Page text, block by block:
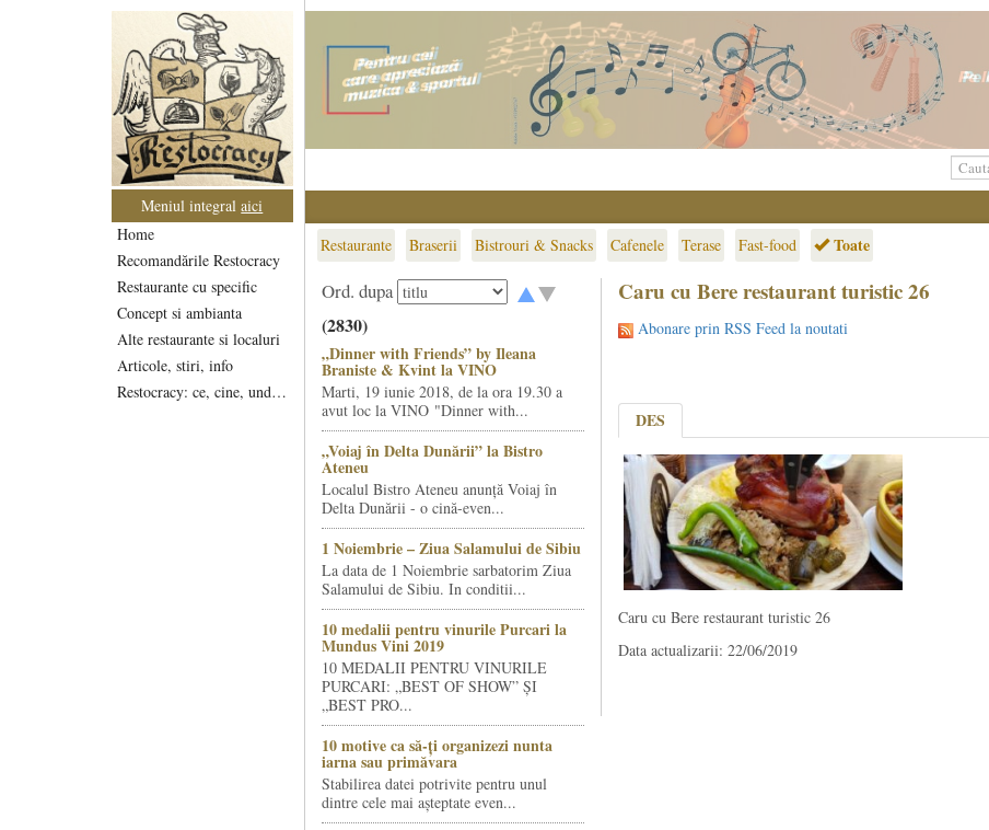
Meniul integralaici
Home
Recomandările Restocracy
Restaurante cu specific
Concept si ambianta
Alte restaurante si localuri
Articole, stiri, info
Restocracy: ce, cine, unde...
Restaurante Braserii Bistrouri & Snacks Cafenele Terase Fast-food Toate
Ord. dupa
(2830)
„Dinner with Friends” by Ileana
Braniste & Kvint la VINO
Marti, 19 iunie 2018, de la ora 19.30 a
avut loc la VINO "Dinner with...
„Voiaj în Delta Dunării” la Bistro
Ateneu
Localul Bistro Ateneu anunță Voiaj în
Delta Dunării - o cină-even...
1 Noiembrie – Ziua Salamului de Sibiu
La data de 1 Noiembrie sarbatorim Ziua
Salamului de Sibiu. In conditii...
10 medalii pentru vinurile Purcari la
Mundus Vini 2019
10 MEDALII PENTRU VINURILE
PURCARI: „BEST OF SHOW” ȘI
„BEST PRO...
10 motive ca să-ți organizezi nunta
iarna sau primăvara
Stabilirea datei potrivite pentru unul
dintre cele mai așteptate even...
Caru cu Bere restaurant turistic 26
Abonare prin RSS Feed la noutati
DES
Caru cu Bere restaurant turistic 26
Data actualizarii: 22/06/2019